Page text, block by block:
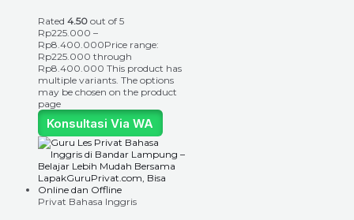
Rated 4.50 out of 5
Rp225.000 –
Rp8.400.000Price range:
Rp225.000 through
Rp8.400.000 This product has
multiple variants. The options
may be chosen on the product
page
Konsultasi Via WA
Privat Bahasa Inggris